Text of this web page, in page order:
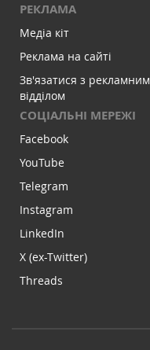
РЕКЛАМА
Медіа кіт
Реклама на сайті
Зв'язатися з рекламним
відділом
СОЦІАЛЬНІ МЕРЕЖІ
Facebook
YouTube
Telegram
Instagram
LinkedIn
X (ex-Twitter)
Threads